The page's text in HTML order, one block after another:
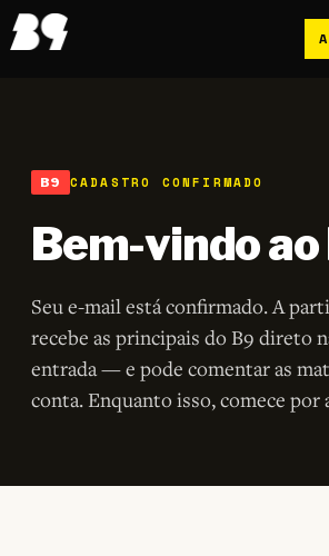
CADASTRO CONFIRMADO
Bem-vindo ao
Seu e-mail está confirmado. A
recebe as principais do B9 direto
entrada — e pode comentar as
conta. Enquanto isso, comece por